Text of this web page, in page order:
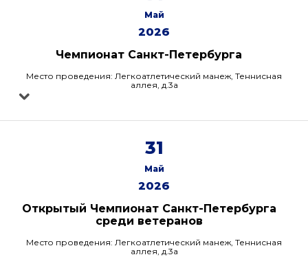
Май
2026
Чемпионат Санкт-Петербурга
Место проведения: Легкоатлетический манеж, Теннисная
аллея, д.3а
31
Май
2026
Открытый Чемпионат Санкт-Петербурга
среди ветеранов
Место проведения: Легкоатлетический манеж, Теннисная
аллея, д.3а